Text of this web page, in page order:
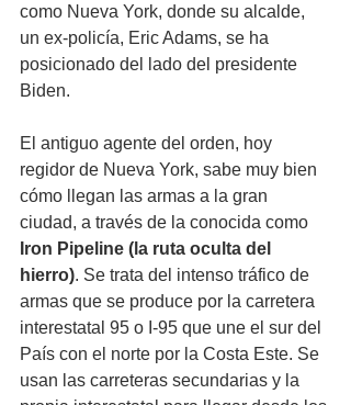
como Nueva York, donde su alcalde,
un ex-policía, Eric Adams, se ha
posicionado del lado del presidente
Biden.
El antiguo agente del orden, hoy
regidor de Nueva York, sabe muy bien
cómo llegan las armas a la gran
ciudad, a través de la conocida como
Iron Pipeline (la ruta oculta del
hierro). Se trata del intenso tráfico de
armas que se produce por la carretera
interestatal 95 o I-95 que une el sur del
País con el norte por la Costa Este. Se
usan las carreteras secundarias y la